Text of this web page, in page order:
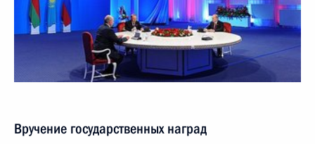
Вручение государственных наград